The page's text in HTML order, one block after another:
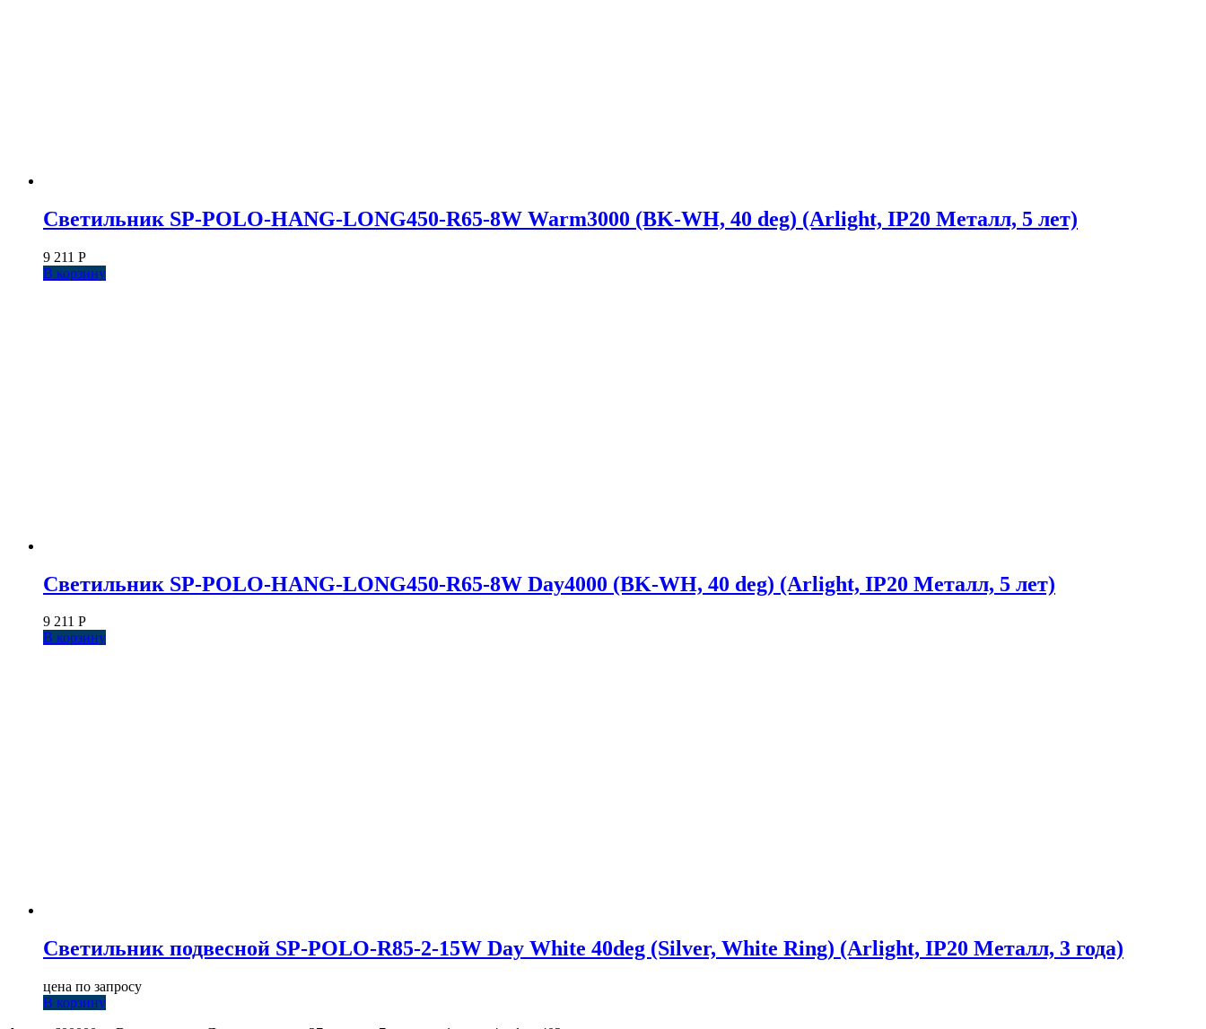
Светильник SP-POLO-HANG-LONG450-R65-8W Warm3000 (BK-WH, 40 deg) (Arlight, IP20 Металл, 5 лет)
9 211 Р
В корзину
Светильник SP-POLO-HANG-LONG450-R65-8W Day4000 (BK-WH, 40 deg) (Arlight, IP20 Металл, 5 лет)
9 211 Р
В корзину
Светильник подвесной SP-POLO-R85-2-15W Day White 40deg (Silver, White Ring) (Arlight, IP20 Металл, 3 года)
цена по запросу
В корзину